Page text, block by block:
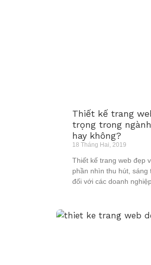
Thiết kế trang
trọng trong
hay không?
18 Tháng Hai, 2019
Thiết kế trang web đẹp
phần nhìn thu hút, sáng
đối với các doanh